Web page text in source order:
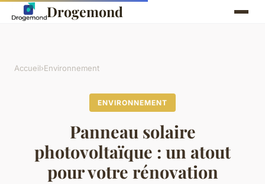
Drogemond
Accueil›Environnement
ENVIRONNEMENT
Panneau solaire
photovoltaïque : un atout
pour votre rénovation